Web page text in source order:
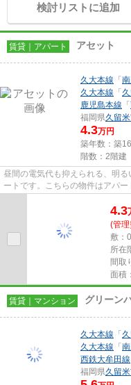
検討リストに追加
賃貸｜アパート アセット
久大本線 「
久大本線 「
鹿児島本線 「
福岡県久留
4.3万円
築年数：築
階数：2階建
昼間の電気代も抑えられる、明
ートです。こちらの物件はアパー
ドでお支払いいただけます。...
4.3
(管
敷：
所在
間取
面積
賃貸｜マンション グリーン
久大本線 「
久大本線 「
西鉄大牟田線
福岡県久留